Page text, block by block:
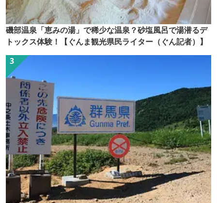
磯部温泉「恵みの湯」で稀少な温泉？砂塩風呂で湯潜るデ
トックス体験！【ぐんま観光県民ライター（ぐん記者）】